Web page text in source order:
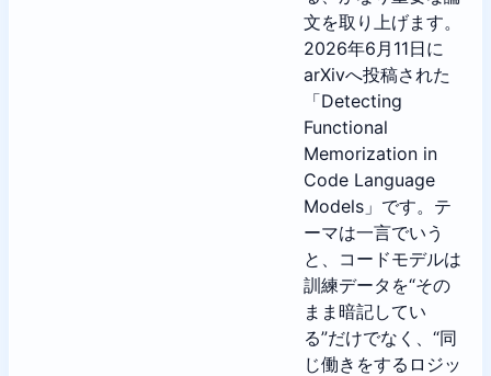
文を取り上げます。
2026年6月11日に
arXivへ投稿された
「Detecting
Functional
Memorization in
Code Language
Models」です。テ
ーマは一言でいう
と、コードモデルは
訓練データを“その
まま暗記してい
る”だけでなく、“同
じ働きをするロジッ